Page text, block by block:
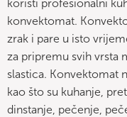
koristi profesionalni
konvektomat.
zrak i pare u isto
za pripremu svih vrsta
slastica. Konvektomat
kao što su kuhanje,
dinstanje, pečenje,